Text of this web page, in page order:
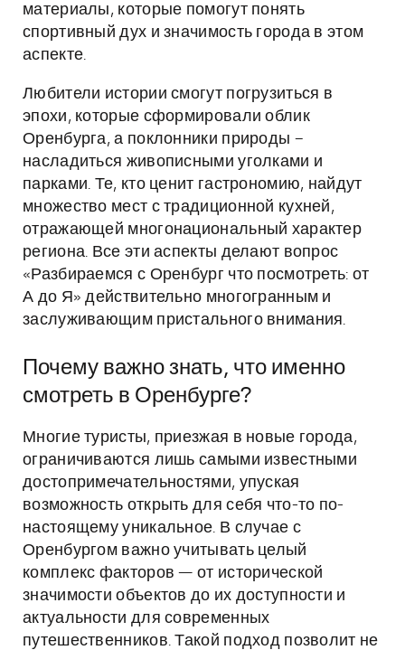
материалы, которые помогут понять
спортивный дух и значимость города в этом
аспекте.
Любители истории смогут погрузиться в
эпохи, которые сформировали облик
Оренбурга, а поклонники природы –
насладиться живописными уголками и
парками. Те, кто ценит гастрономию, найдут
множество мест с традиционной кухней,
отражающей многонациональный характер
региона. Все эти аспекты делают вопрос
«Разбираемся с Оренбург что посмотреть: от
А до Я» действительно многогранным и
заслуживающим пристального внимания.
Почему важно знать, что именно
смотреть в Оренбурге?
Многие туристы, приезжая в новые города,
ограничиваются лишь самыми известными
достопримечательностями, упуская
возможность открыть для себя что-то по-
настоящему уникальное. В случае с
Оренбургом важно учитывать целый
комплекс факторов — от исторической
значимости объектов до их доступности и
актуальности для современных
путешественников. Такой подход позволит не